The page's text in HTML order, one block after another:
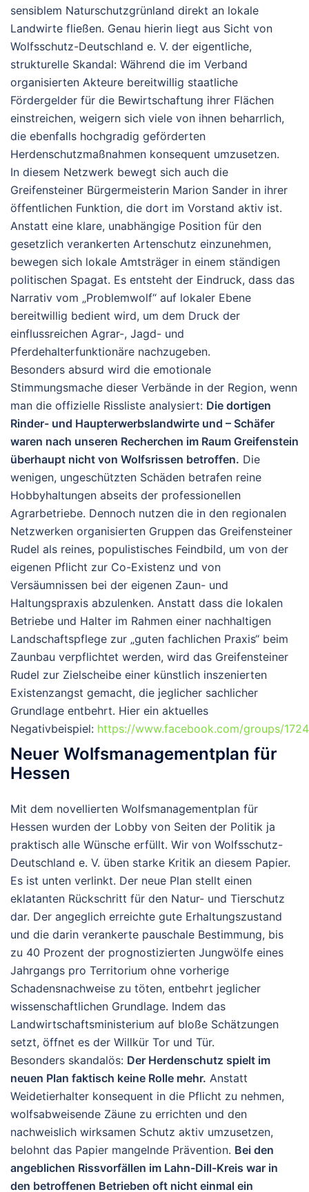
sensiblem Naturschutzgrünland direkt an lokale
Landwirte fließen. Genau hierin liegt aus Sicht von
Wolfsschutz-Deutschland e. V. der eigentliche,
strukturelle Skandal: Während die im Verband
organisierten Akteure bereitwillig staatliche
Fördergelder für die Bewirtschaftung ihrer Flächen
einstreichen, weigern sich viele von ihnen beharrlich,
die ebenfalls hochgradig geförderten
Herdenschutzmaßnahmen konsequent umzusetzen.
In diesem Netzwerk bewegt sich auch die
Greifensteiner Bürgermeisterin Marion Sander in ihrer
öffentlichen Funktion, die dort im Vorstand aktiv ist.
Anstatt eine klare, unabhängige Position für den
gesetzlich verankerten Artenschutz einzunehmen,
bewegen sich lokale Amtsträger in einem ständigen
politischen Spagat. Es entsteht der Eindruck, dass das
Narrativ vom „Problemwolf“ auf lokaler Ebene
bereitwillig bedient wird, um dem Druck der
einflussreichen Agrar-, Jagd- und
Pferdehalterfunktionäre nachzugeben.
Besonders absurd wird die emotionale
Stimmungsmache dieser Verbände in der Region, wenn
man die offizielle Rissliste analysiert: Die dortigen
Rinder- und Haupterwerbslandwirte und – Schäfer
waren nach unseren Recherchen im Raum Greifenstein
überhaupt nicht von Wolfsrissen betroffen. Die
wenigen, ungeschützten Schäden betrafen reine
Hobbyhaltungen abseits der professionellen
Agrarbetriebe. Dennoch nutzen die in den regionalen
Netzwerken organisierten Gruppen das Greifensteiner
Rudel als reines, populistisches Feindbild, um von der
eigenen Pflicht zur Co-Existenz und von
Versäumnissen bei der eigenen Zaun- und
Haltungspraxis abzulenken. Anstatt dass die lokalen
Betriebe und Halter im Rahmen einer nachhaltigen
Landschaftspflege zur „guten fachlichen Praxis“ beim
Zaunbau verpflichtet werden, wird das Greifensteiner
Rudel zur Zielscheibe einer künstlich inszenierten
Existenzangst gemacht, die jeglicher sachlicher
Grundlage entbehrt. Hier ein aktuelles
Negativbeispiel: https://www.facebook.com/groups/
Neuer Wolfsmanagementplan für
Hessen
Mit dem novellierten Wolfsmanagementplan für
Hessen wurden der Lobby von Seiten der Politik ja
praktisch alle Wünsche erfüllt. Wir von Wolfsschutz-
Deutschland e. V. üben starke Kritik an diesem Papier.
Es ist unten verlinkt. Der neue Plan stellt einen
eklatanten Rückschritt für den Natur- und Tierschutz
dar. Der angeglich erreichte gute Erhaltungszustand
und die darin verankerte pauschale Bestimmung, bis
zu 40 Prozent der prognostizierten Jungwölfe eines
Jahrgangs pro Territorium ohne vorherige
Schadensnachweise zu töten, entbehrt jeglicher
wissenschaftlichen Grundlage. Indem das
Landwirtschaftsministerium auf bloße Schätzungen
setzt, öffnet es der Willkür Tor und Tür.
Besonders skandalös: Der Herdenschutz spielt im
neuen Plan faktisch keine Rolle mehr. Anstatt
Weidetierhalter konsequent in die Pflicht zu nehmen,
wolfsabweisende Zäune zu errichten und den
nachweislich wirksamen Schutz aktiv umzusetzen,
belohnt das Papier mangelnde Prävention. Bei den
angeblichen Rissvorfällen im Lahn-Dill-Kreis war in
den betroffenen Betrieben oft nicht einmal ein